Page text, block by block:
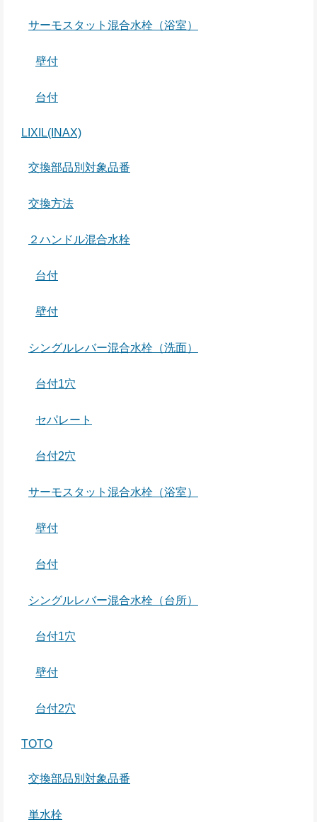
サーモスタット混合水栓（浴室）
壁付
台付
LIXIL(INAX)
交換部品別対象品番
交換方法
２ハンドル混合水栓
台付
壁付
シングルレバー混合水栓（洗面）
台付1穴
セパレート
台付2穴
サーモスタット混合水栓（浴室）
壁付
台付
シングルレバー混合水栓（台所）
台付1穴
壁付
台付2穴
TOTO
交換部品別対象品番
単水栓